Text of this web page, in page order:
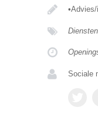
Sociale